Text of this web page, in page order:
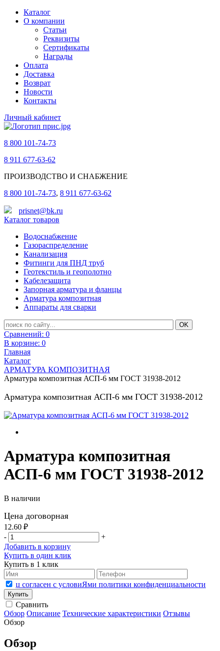
Каталог
О компании
Статьи
Реквизиты
Сертификаты
Награды
Оплата
Доставка
Возврат
Новости
Контакты
Личный кабинет
8 800 101-74-73
8 911 677-63-62
ПРОИЗВОДСТВО И СНАБЖЕНИЕ
8 800 101-74-73, 8 911 677-63-62
prisnet@bk.ru
Каталог товаров
Водоснабжение
Газораспределение
Канализация
Фитинги для ПНД труб
Геотекстиль и геополотно
Кабелезащита
Запорная арматура и фланцы
Арматура композитная
Аппараты для сварки
Сравнений: 0
В корзине: 0
Главная
Каталог
АРМАТУРА КОМПОЗИТНАЯ
Арматура композитная АСП-6 мм ГОСТ 31938-2012
Арматура композитная АСП-6 мм ГОСТ 31938-2012
Арматура композитная
АСП-6 мм ГОСТ 31938-2012
В наличии
Цена договорная
12.60 ₽
-
+
Добавить в корзину
Купить в один клик
Купить в 1 клик
џ согласен с условиЯми политики конфиденциальности
Сравнить
Обзор Описание Технические характеристики Отзывы
Обзор
Обзор